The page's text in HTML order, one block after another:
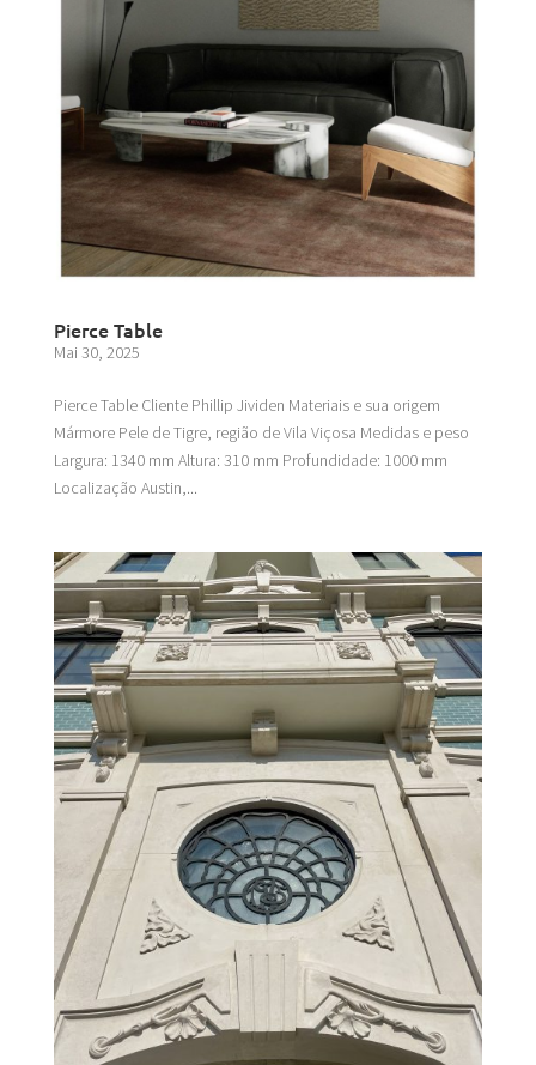
Pierce Table
Mai 30, 2025
Pierce Table Cliente Phillip Jividen Materiais e sua origem
Mármore Pele de Tigre, região de Vila Viçosa Medidas e peso
Largura: 1340 mm Altura: 310 mm Profundidade: 1000 mm
Localização Austin,...